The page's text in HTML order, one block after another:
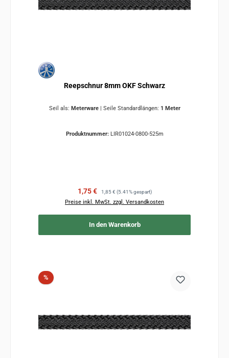
Reepschnur 8mm OKF Schwarz
Seil als: Meterware Seile Standardlängen: 1 Meter
Produktnummer: LIR01024-0800-525m
Verkaufspreis:
1,75 € Regulärer Preis:
1,85 € (5.41% gespart)
Preise inkl. MwSt. zzgl. Versandkosten
In den Warenkorb
%Rabatt